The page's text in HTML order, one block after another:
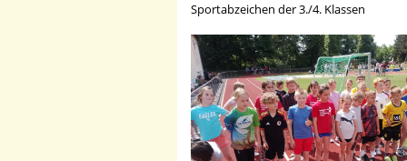
Sportabzeichen der 3./4. Klassen